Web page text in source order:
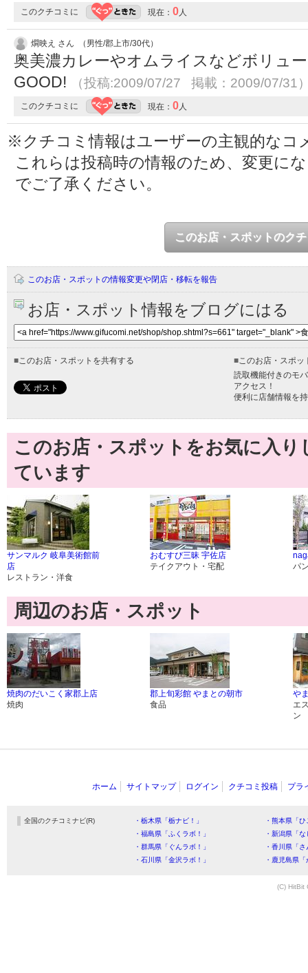
このクチコミに 現在： 0人
燗映え さん （男性/郡上市/30代）
奥美濃カレーやオムライスなどボリュ
GOOD!
（投稿:2009/07/27 掲載：2009/07/31
このクチコミに 現在： 0人
※クチコミ情報はユーザーの主観的なコ
これらは投稿時の情報のため、変更に
でご了承ください。
このお店・スポットのク
このお店・スポットの情報変更や閉店・移転を報告
お店・スポット情報をブログにはる
■このお店・スポットを共有する ■このお店・スポッ
読取機能付きのモ
アクセス！
便利に店舗情報を
このお店・スポットをお気に入
ています
サンマルク 岐阜美術館前
店
レストラン・洋食
おむすび三昧 宇佐店
テイクアウト・宅配
パ
周辺のお店・スポット
焼肉のだいこく家郡上店
焼肉
郡上旬彩館 やまとの朝市
食品
や
エ
ン
ホーム サイトマップ ログイン クチコミ投稿 プラ
全国のクチコミナビ(R) ・栃木県「栃ナビ！」
・熊本県「
・福島県「ふくラボ！」
・新潟県「
・群馬県「ぐんラボ！」
・香川県「
・石川県「金沢ラボ！」
・鹿児島県
(C) HitBit